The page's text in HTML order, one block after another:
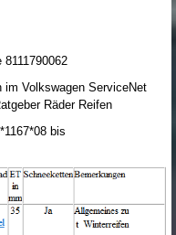
im Volkswagen ServiceNet
Räder Reifen
bis